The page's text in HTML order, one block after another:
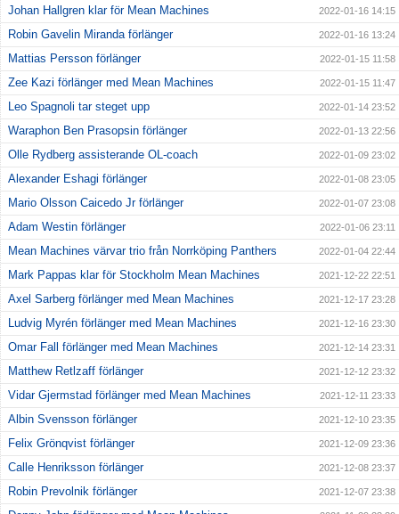
Johan Hallgren klar för Mean Machines 2022-01-16 14:15
Robin Gavelin Miranda förlänger 2022-01-16 13:24
Mattias Persson förlänger 2022-01-15 11:58
Zee Kazi förlänger med Mean Machines 2022-01-15 11:47
Leo Spagnoli tar steget upp 2022-01-14 23:52
Waraphon Ben Prasopsin förlänger 2022-01-13 22:56
Olle Rydberg assisterande OL-coach 2022-01-09 23:02
Alexander Eshagi förlänger 2022-01-08 23:05
Mario Olsson Caicedo Jr förlänger 2022-01-07 23:08
Adam Westin förlänger 2022-01-06 23:11
Mean Machines värvar trio från Norrköping Panthers 2022-01-04 22:44
Mark Pappas klar för Stockholm Mean Machines 2021-12-22 22:51
Axel Sarberg förlänger med Mean Machines 2021-12-17 23:28
Ludvig Myrén förlänger med Mean Machines 2021-12-16 23:30
Omar Fall förlänger med Mean Machines 2021-12-14 23:31
Matthew Retlzaff förlänger 2021-12-12 23:32
Vidar Gjermstad förlänger med Mean Machines 2021-12-11 23:33
Albin Svensson förlänger 2021-12-10 23:35
Felix Grönqvist förlänger 2021-12-09 23:36
Calle Henriksson förlänger 2021-12-08 23:37
Robin Prevolnik förlänger 2021-12-07 23:38